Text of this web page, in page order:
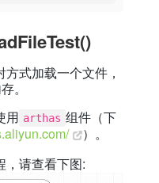
= (ByteBuffer)
==
式加载一个文件，
。
用 arthas 组件（下
）。
，请查看下图: